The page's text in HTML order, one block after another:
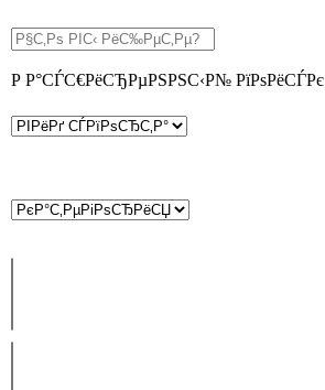
Р Р°СЃС€РёСЂРµРЅРЅС‹Р№ РїРѕРёСЃРє